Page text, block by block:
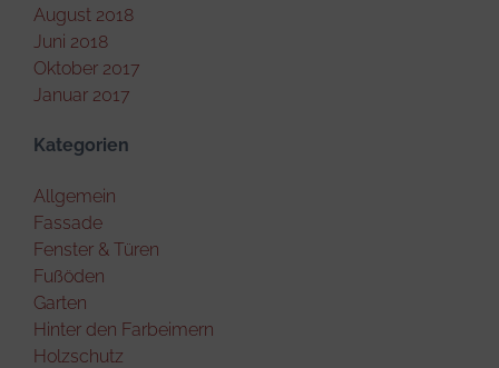
August 2018
Juni 2018
Oktober 2017
Januar 2017
Kategorien
Allgemein
Fassade
Fenster & Türen
Fußöden
Garten
Hinter den Farbeimern
Holzschutz